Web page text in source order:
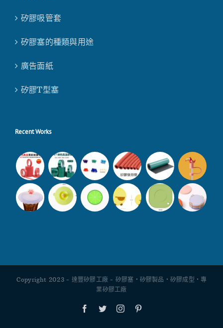
矽膠吸管套
矽膠塞的種類與用途
廣告面紙
矽膠T型塞
Recent Works
Copyright 2023 - 達豐矽膠工廠 - 矽膠塞・矽膠製品・矽膠成型・專
業矽膠工廠
Facebook
TwitterInstagram